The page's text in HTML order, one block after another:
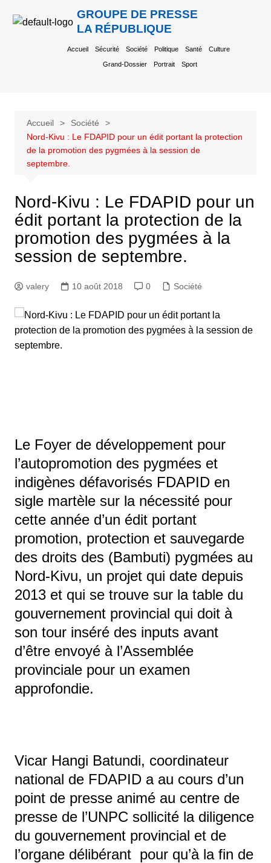
GROUPE DE PRESSE
LA RÉPUBLIQUE
Accueil Sécurité Société Politique Santé Culture
Grand-Dossier Portrait Sport
Accueil
Société
Nord-Kivu : Le FDAPID pour un édit portant la protection
de la promotion des pygmées à la session de
septembre.
Nord-Kivu : Le FDAPID pour un
édit portant la protection de la
promotion des pygmées à la
session de septembre.
valery 10 août 2018 0 Société
Le Foyer de développement pour
l’autopromotion des pygmées et
indigènes défavorisés FDAPID en
sigle martèle sur la nécessité pour
cette année d’un édit portant
promotion, protection et sauvegarde
des droits des (Bambuti) pygmées au
Nord-Kivu, un projet qui date depuis
2013 et qui se trouve sur la table du
gouvernement provincial qui doit à
son tour inséré des inputs avant
d’être envoyé à l’Assemblée
provinciale pour un examen
approfondie.
Vicar Hangi Batundi, coordinateur
national de FDAPID a au cours d’un
point de presse animé au centre de
presse de l’UNPC sollicité la diligence
du gouvernement provincial et de
l’organe délibérant pour qu’à la fin de